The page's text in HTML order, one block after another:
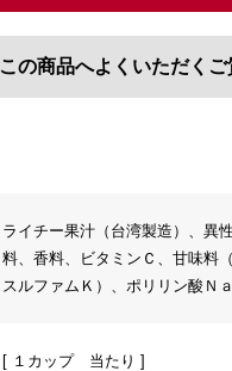
この商品へよくいただくご
ライチー果汁（台湾製造）、異
料、香料、ビタミンＣ、甘味料
スルファムＫ）、ポリリン酸Ｎａ
[ １カップ 当たり ]